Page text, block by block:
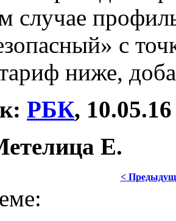
случае
с
ниже,
РБК, 10.05.16
Е.
<